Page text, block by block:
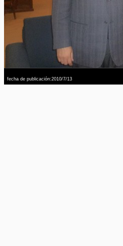
fecha de publicación:2010/7/13